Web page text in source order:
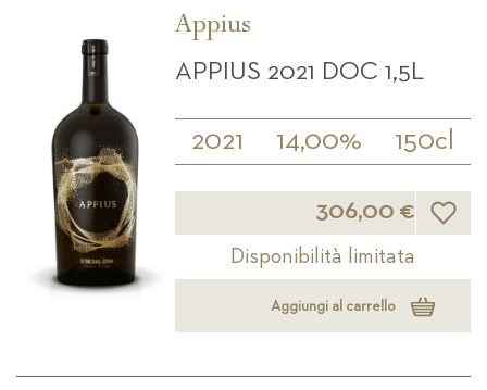
Appius
APPIUS 2021 DOC 1,5L
2021 14,00% 150cl
306,00 € Lista
Disponibilità limitata
Aggiungi al carrello